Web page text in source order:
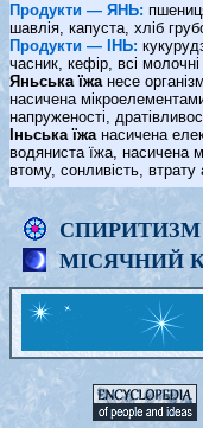
Продукти — ЯНЬ:
шавлія, капуста, хліб
Продукти — ІНЬ:
часник, кефір, всі
Яньська їжанесе
насичена
напруженості,
Іньська їжанасичена
водяниста їжа, насичена
втому, сонливість, втрату
МІСЯЧНИЙ